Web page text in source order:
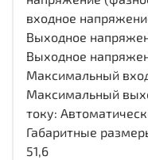
входное
Выходное
Выходное
Максимальный
Максимальный
току:
Габаритные
51,6